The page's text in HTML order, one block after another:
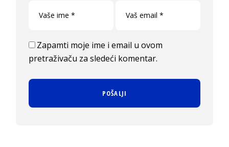
Zapamti moje ime i email u ovom
pretraživaču za sledeći komentar.